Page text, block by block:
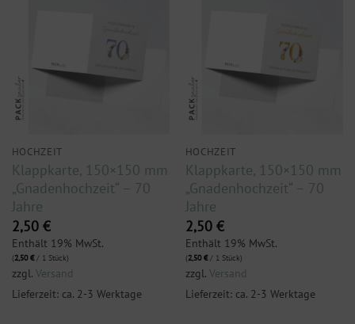
HOCHZEIT
Klappkarte, 150×150 mm
„Gnadenhochzeit“ – 70
Jahre
2,50 €
Enthält 19% MwSt.
(2,50€/ 1 Stück)
zzgl. Versand
Lieferzeit: ca. 2-3 Werktage
HOCHZEIT
Klappkarte, 150×150 mm
„Gnadenhochzeit“ – 70
Jahre
2,50 €
Enthält 19% MwSt.
(2,50€/ 1 Stück)
zzgl. Versand
Lieferzeit: ca. 2-3 Werktage